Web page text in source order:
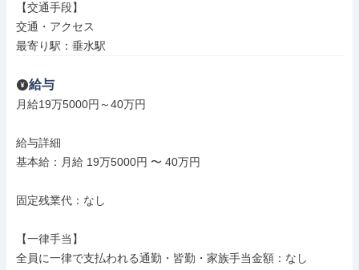
【交通手段】
交通・アクセス
最寄り駅：垂水駅
給与
月給19万5000円～40万円
給与詳細
基本給：月給 19万5000円 〜 40万円
固定残業代：なし
【一律手当】
全員に一律で支払われる通勤・皆勤・家族手当金額：なし